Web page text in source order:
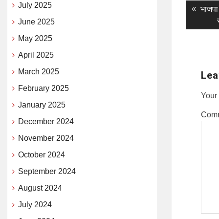
Post
Your
July 2025
June 2025
May 2025
April 2025
March 2025
February 2025
January 2025
December 2024
November 2024
October 2024
September 2024
August 2024
July 2024